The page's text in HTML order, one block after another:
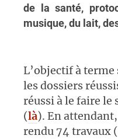
de la santé,
musique, du lait,
L’objectif à
les dossiers
réussi à le faire le
(là). En
rendu 74 travaux